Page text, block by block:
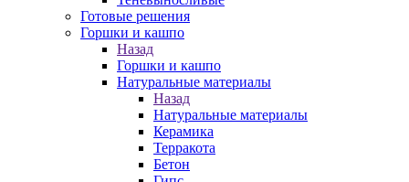
Готовые решения
Горшки и кашпо
Назад
Горшки и кашпо
Натуральные материалы
Назад
Натуральные материалы
Керамика
Терракота
Бетон